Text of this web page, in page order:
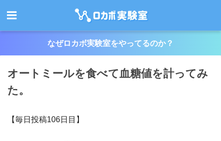
なぜロカボ実験室をやってるのか？
オートミールを食べて血糖値を計ってみ
た。
【毎日投稿106日目】